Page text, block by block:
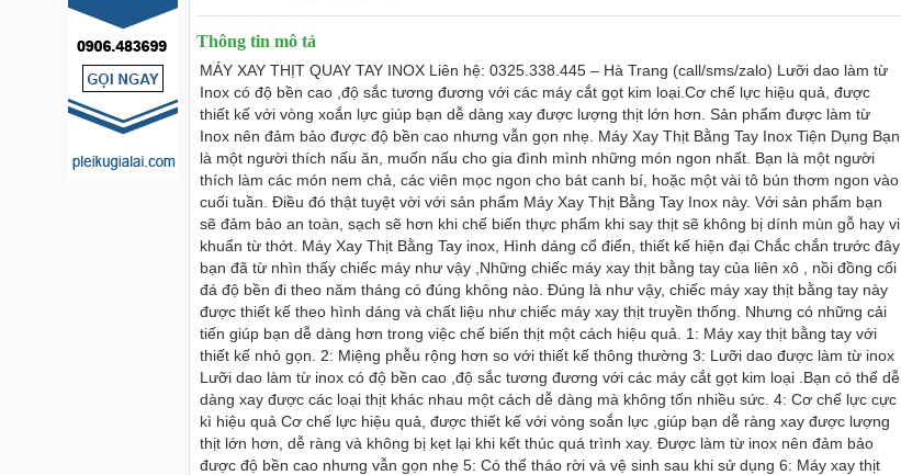
Thông tin mô tả
MÁY XAY THỊT QUAY TAY INOX Liên hệ: 0325.338.445 – Hà Trang (call/sms/zalo) Lưỡi dao làm từ
Inox có độ bền cao ,độ sắc tương đương với các máy cắt gọt kim loại.Cơ chế lực hiệu quả, được
thiết kế với vòng xoắn lực giúp bạn dễ dàng xay được lượng thịt lớn hơn. Sản phẩm được làm từ
Inox nên đảm bảo được độ bền cao nhưng vẫn gọn nhẹ. Máy Xay Thịt Bằng Tay Inox Tiện Dụng Bạn
là một người thích nấu ăn, muốn nấu cho gia đình mình những món ngon nhất. Bạn là một người
thích làm các món nem chả, các viên mọc ngon cho bát canh bí, hoặc một vài tô bún thơm ngon vào
cuối tuần. Điều đó thật tuyệt vời với sản phẩm Máy Xay Thịt Bằng Tay Inox này. Với sản phẩm bạn
sẽ đảm bảo an toàn, sạch sẽ hơn khi chế biến thực phẩm khi say thịt sẽ không bị dính mùn gỗ hay vi
khuẩn từ thớt. Máy Xay Thịt Bằng Tay inox, Hình dáng cổ điển, thiết kế hiện đại Chắc chắn trước đây
bạn đã từ nhìn thấy chiếc máy như vậy ,Những chiếc máy xay thịt bằng tay của liên xô , nồi đồng cối
đá độ bền đi theo năm tháng có đúng không nào. Đúng là như vậy, chiếc máy xay thịt bằng tay này
được thiết kế theo hình dáng và chất liệu như chiếc máy xay thịt truyền thống. Nhưng có những cải
tiến giúp bạn dễ dàng hơn trong việc chế biến thịt một cách hiệu quả. 1: Máy xay thịt bằng tay với
thiết kế nhỏ gọn. 2: Miệng phễu rộng hơn so với thiết kế thông thường 3: Lưỡi dao được làm từ inox
Lưỡi dao làm từ inox có độ bền cao ,độ sắc tương đương với các máy cắt gọt kim loại .Bạn có thể dễ
dàng xay được các loại thịt khác nhau một cách dễ dàng mà không tốn nhiều sức. 4: Cơ chế lực cực
kì hiệu quả Cơ chế lực hiệu quả, được thiết kế với vòng soắn lực ,giúp bạn dễ ràng xay được lượng
thịt lớn hơn, dễ ràng và không bị kẹt lại khi kết thúc quá trình xay. Được làm từ inox nên đảm bảo
được độ bền cao nhưng vẫn gọn nhẹ 5: Có thể tháo rời và vệ sinh sau khi sử dụng 6: Máy xay thịt